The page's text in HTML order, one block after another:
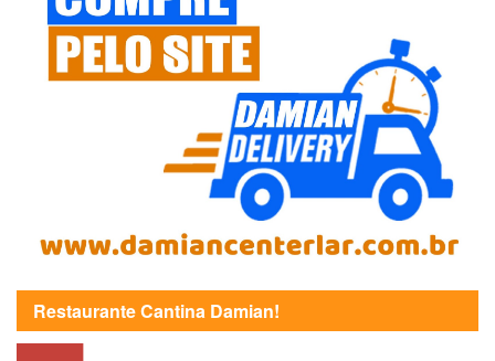
Restaurante Cantina Damian!